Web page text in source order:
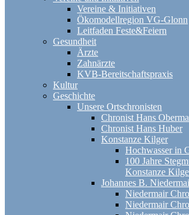
Vereine & Initiativen
Ökomodellregion VG-Glonn
Leitfaden Feste&Feiern
Gesundheit
Ärzte
Zahnärzte
KVB-Bereitschaftspraxis
Kultur
Geschichte
Unsere Ortschronisten
Chronist Hans
Chronist Hans Huber
Konstanze Kilger
Hochwasser in
100 Jahre
Konstanze
Johannes B.
Niedermair
Niedermair